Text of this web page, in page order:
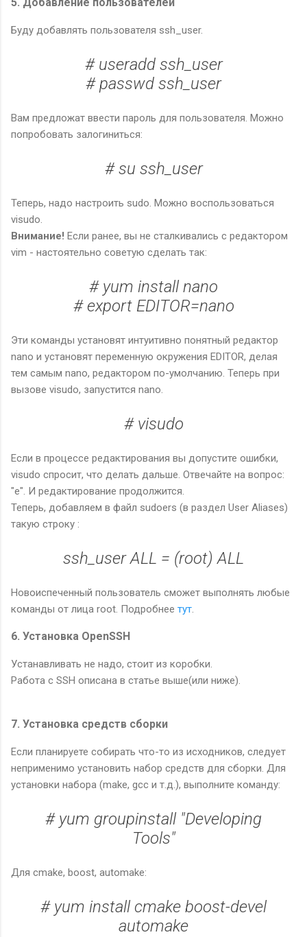
5. Добавление пользователей
Буду добавлять пользователя ssh_user.
# useradd ssh_user
# passwd ssh_user
Вам предложат ввести пароль для пользователя. Можно
попробовать залогиниться:
# su ssh_user
Теперь, надо настроить sudo. Можно воспользоваться
visudo.
Внимание! Если ранее, вы не сталкивались с редактором
vim - настоятельно советую сделать так:
# yum install nano
# export EDITOR=nano
Эти команды установят интуитивно понятный редактор
nano и установят переменную окружения EDITOR, делая
тем самым nano, редактором по-умолчанию. Теперь при
вызове visudo, запустится nano.
# visudo
Если в процессе редактирования вы допустите ошибки,
visudo спросит, что делать дальше. Отвечайте на вопрос:
"e". И редактирование продолжится.
Теперь, добавляем в файл sudoers (в раздел User Aliases)
такую строку :
ssh_user ALL = (root) ALL
Новоиспеченный пользователь сможет выполнять любые
команды от лица root. Подробнее тут.
6. Установка OpenSSH
Устанавливать не надо, стоит из коробки.
Работа с SSH описана в статье выше(или ниже).
7. Установка средств сборки
Если планируете собирать что-то из исходников, следует
неприменимо установить набор средств для сборки. Для
установки набора (make, gcc и т.д.), выполните команду:
# yum groupinstall "Developing
Tools"
Для cmake, boost, automake:
# yum install cmake boost-devel
automake